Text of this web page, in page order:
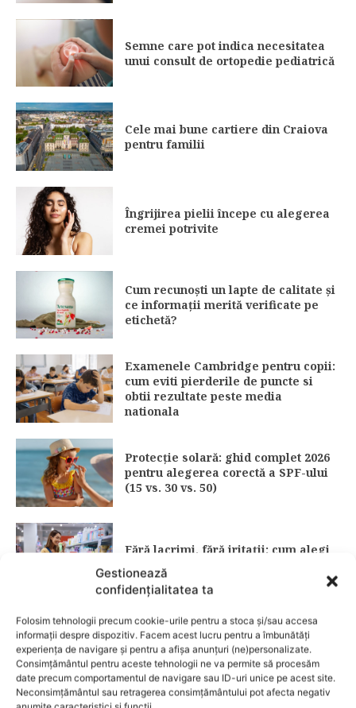
Gestionează
confidențialitatea ta
Folosim tehnologii precum cookie-urile pentru a stoca și/sau accesa
informații despre dispozitiv. Facem acest lucru pentru a îmbunătăți
experiența de navigare și pentru a afișa anunțuri (ne)personalizate.
Consimțământul pentru aceste tehnologii ne va permite să procesăm
date precum comportamentul de navigare sau ID-uri unice pe acest site.
Neconsimțământul sau retragerea consimțământului pot afecta negativ
Semne care pot indica necesitatea
unui consult de ortopedie pediatrică
Cele mai bune cartiere din Craiova
pentru familii
Îngrijirea pielii începe cu alegerea
cremei potrivite
Cum recunoști un lapte de calitate și
ce informații merită verificate pe
etichetă?
Examenele Cambridge pentru copii:
cum eviti pierderile de puncte si
obtii rezultate peste media
nationala
Protecție solară: ghid complet 2026
pentru alegerea corectă a SPF-ului
(15 vs. 30 vs. 50)
Fără lacrimi, fără iritații: cum alegi
CATEGORII POPULARE
EVENIMENTE
LIFESTYLE
COPII
634
FAMILIA
582